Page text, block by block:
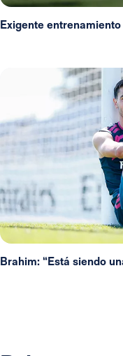
Exigente
Brahim: “Está siendo